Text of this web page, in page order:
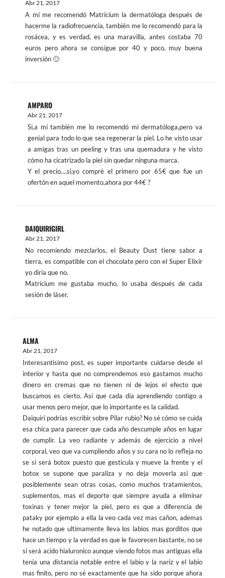
Abr 21, 2017
A mí me recomendó Matricium la dermatóloga después de
hacerme la radiofrecuencia, también me lo recomendó para la
rosácea, y es verdad, es una maravilla, antes costaba 70
euros pero ahora se consigue por 40 y poco, muy buena
inversión 🙂
AMPARO
Abr 21, 2017
Si,a mí también me lo recomendó mi dermatóloga,pero va
genial para todo lo que sea regenerar la piel. Lo he visto usar
a amigas tras un peeling y tras una quemadura y he visto
cómo ha cicatrizado la piel sin quedar ninguna marca.
Y el precio….si,yo compré el primero por 65€ que fue un
ofertón en aquel momento,ahora por 44€ ?
DAIQUIRIGIRL
Abr 21, 2017
No recomiendo mezclarlos, el Beauty Dust tiene sabor a
tierra, es compatible con el chocolate pero con el Super Elixir
yo diría que no.
Matricium me gustaba mucho, lo usaba después de cada
sesión de láser.
ALMA
Abr 21, 2017
Interesantisimo post, es super importante cuidarse desde el
interior y hasta que no comprendemos eso gastamos mucho
dinero en cremas que no tienen ni de lejos el efecto que
buscamos es cierto. Asi que cada día aprendiendo contigo a
usar menos pero mejor, que lo importante es la calidad.
Daiquiri podrías escribir sobre Pilar rubio? No sé cómo se cuida
esa chica para parecer que cada año descumple años en lugar
de cumplir. La veo radiante y además de ejercicio a nivel
corporal, veo que va cumpliendo años y su cara no lo refleja no
se si será botox puesto que gesticula y mueve la frente y el
botox se supone que paraliza y no deja moverla asi que
posiblemente sean otras cosas, como muchos tratamientos,
suplementos, mas el deporte que siempre ayuda a eliminar
toxinas y tener mejor la piel, pero es que a diferencia de
pataky por ejemplo a ella la veo cada vez mas cañon, ademas
he notado que ultimamente lleva los labios mas gorditos que
hace un tiempo y la verdad es que le favorecen bastante, no se
si será acido hialuronico aunque viendo fotos mas antiguas ella
tenia una distancia notable entre el labio y la nariz y el labio
mas finito, pero no sé exactamente que ha sido porque ahora